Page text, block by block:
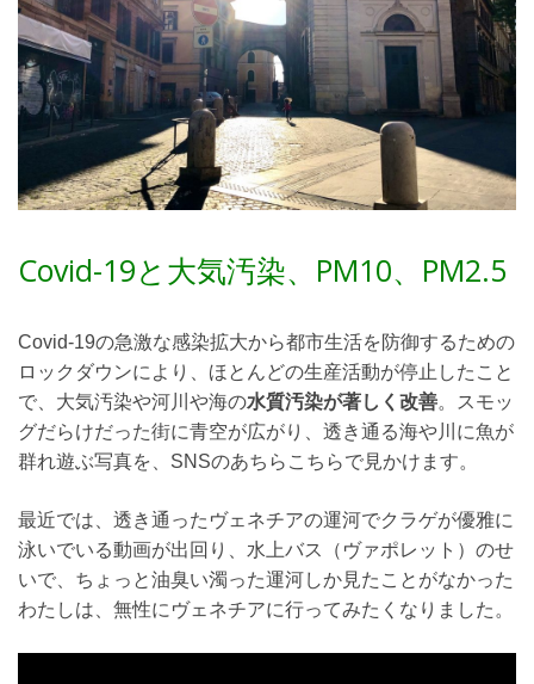
Covid-19と大気汚染、PM10、PM2.5
Covid-19の急激な感染拡大から都市生活を防御するための
ロックダウンにより、ほとんどの生産活動が停止したこと
で、大気汚染や河川や海の水質汚染が著しく改善。スモッ
グだらけだった街に青空が広がり、透き通る海や川に魚が
群れ遊ぶ写真を、SNSのあちらこちらで見かけます。
最近では、透き通ったヴェネチアの運河でクラゲが優雅に
泳いでいる動画が出回り、水上バス（ヴァポレット）のせ
いで、ちょっと油臭い濁った運河しか見たことがなかった
わたしは、無性にヴェネチアに行ってみたくなりました。